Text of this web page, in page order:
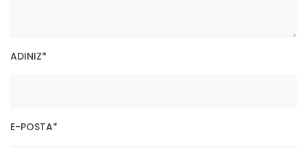
ADINIZ*
E-POSTA*